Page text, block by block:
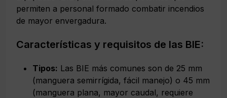
permiten a personal formado combatir incendios
de mayor envergadura.
Características y requisitos de las BIE:
Tipos: Las BIE más comunes son de 25 mm
(manguera semirrígida, fácil manejo) o 45 mm
(manguera plana, mayor caudal, requiere